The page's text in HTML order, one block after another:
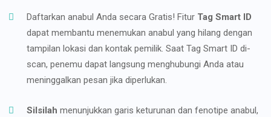
Daftarkan anabul Anda secara Gratis! Fitur Tag Smart ID
dapat membantu menemukan anabul yang hilang dengan
tampilan lokasi dan kontak pemilik. Saat Tag Smart ID di-
scan, penemu dapat langsung menghubungi Anda atau
meninggalkan pesan jika diperlukan.
Silsilah menunjukkan garis keturunan dan fenotipe anabul,